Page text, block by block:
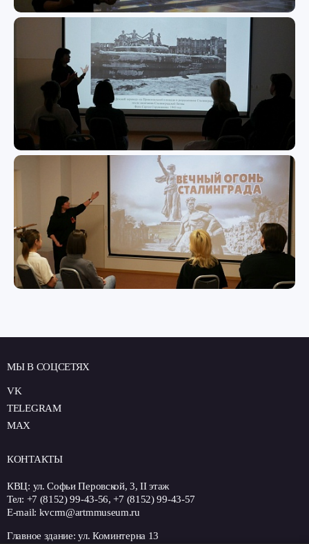
МЫ В СОЦСЕТЯХ
VK
TELEGRAM
MAХ
КОНТАКТЫ
КВЦ: ул. Софьи Перовской, 3, II этаж
Тел: +7 (8152) 99-43-56, +7 (8152) 99-43-57
E-mail: kvcrm@artmmuseum.ru
Главное здание: ул. Коминтерна 13